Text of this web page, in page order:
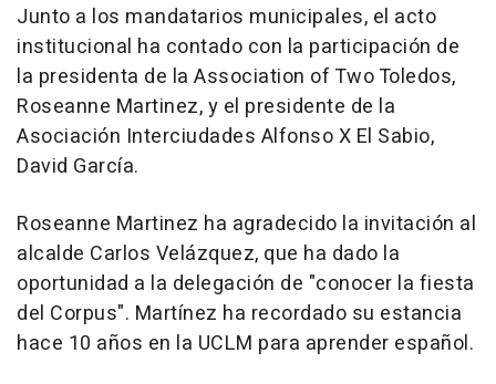
Junto a los mandatarios municipales, el acto
institucional ha contado con la participación de
la presidenta de la Association of Two Toledos,
Roseanne Martinez, y el presidente de la
Asociación Interciudades Alfonso X El Sabio,
David García.
Roseanne Martinez ha agradecido la invitación al
alcalde Carlos Velázquez, que ha dado la
oportunidad a la delegación de "conocer la fiesta
del Corpus". Martínez ha recordado su estancia
hace 10 años en la UCLM para aprender español.